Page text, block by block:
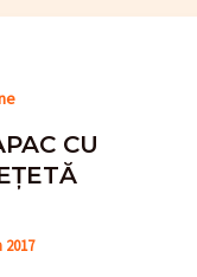
CU
2017